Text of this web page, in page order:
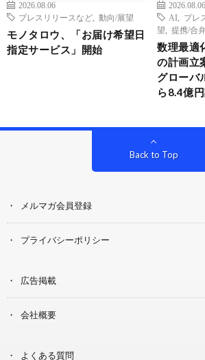
2026.08.06
プレスリリースなど
動向/展望
モノタロウ、「お届け希望日
指定サービス」開始
2026.08.06
AI
プレ
望
提携/合
数理最適
の計画立
グローバ
ら8.4億
Back to Top
メルマガ会員登録
プライバシーポリシー
広告掲載
会社概要
よくある質問